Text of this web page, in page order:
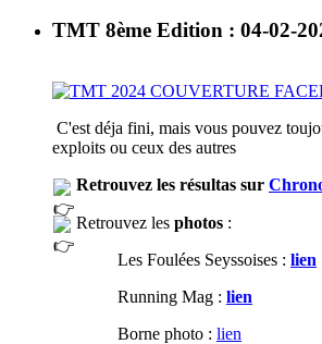
TMT 8ème Edition : 04-02-
C'est déja fini, mais vous pouvez
exploits ou ceux des autres
Retrouvez les résultas sur
Retrouvez les photos :
Les Foulées Seyssoises : lien
Running Mag : lien
Borne photo : lien